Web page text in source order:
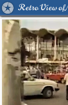
Retro View of